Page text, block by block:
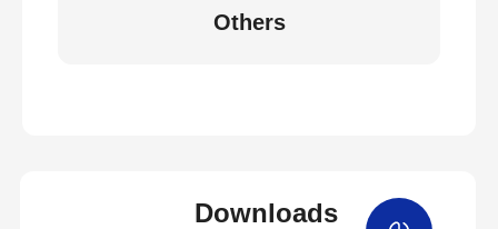
Others
Downloads